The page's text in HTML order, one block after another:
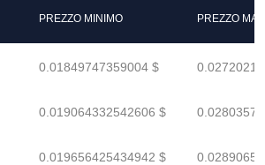
PREZZO MINIMO PREZZO
0.01849747359004 $
0.019064332542606 $
0.019656425434942 $